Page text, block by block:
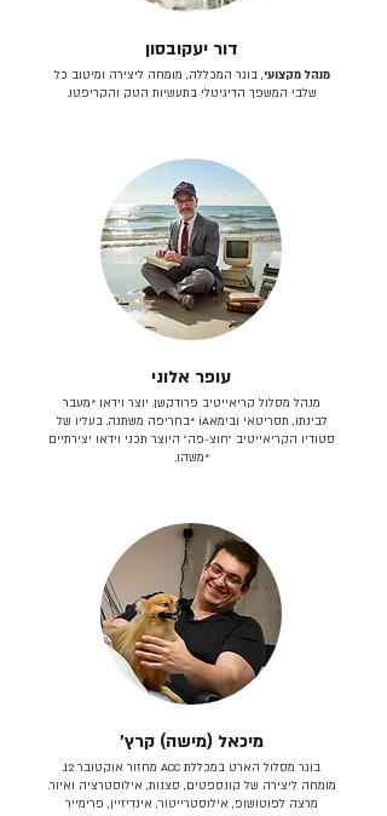
דור יעקובסון
מנהל מקצועי, בוגר המכללה, מומחה ליצירה ומיטוב כל
שלבי המשפך הדיגיטלי בתעשיות הטק והקריפטו.
עופר אלוני
מנהל מסלול קריאייטיב פרודקשן. יוצר וידאו *מעבר
לבינתו, תסריטאי וב​ימאiA‎ *בחריפה משתנה. בעליו של
סטודיו הקריאייטיב ״חוצ-פה״ היוצר תכני וידאו יצירתיים
*משהו.
מיכאל (מישה) קרץ׳
בוגר מסלול הארט במכללת ACC מחזור אוקטובר 12.
מומחה ליצירה של קונספטים, סצנות, אילוסטרציה ואיור.
מרצה לפוטושופ, אילוסטרייטור, אינדיזיין, פרימייר